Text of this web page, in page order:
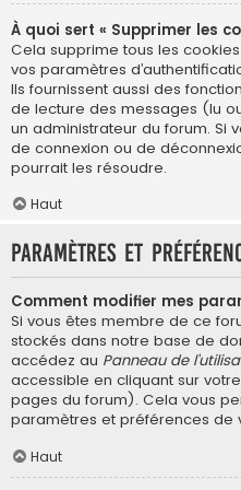
À quoi sert « Supprimer les
Cela supprime tous les
vos paramètres
Ils fournissent aussi des
de lecture des messages (lu
un administrateur du forum. Si
de connexion ou de
pourrait les résoudre.
Haut
Paramètres et
Comment modifier mes
Si vous êtes membre de ce
stockés dans notre base de
accédez au Panneau de
accessible en cliquant sur
pages du forum). Cela vous
paramètres et préférences de
Haut